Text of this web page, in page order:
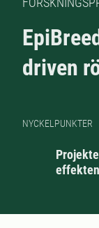
driven
NYCKELPUNKTER